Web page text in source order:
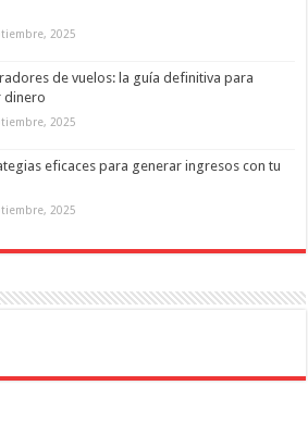
2025
de vuelos: la guía definitiva para
dinero
2025
eficaces para generar ingresos con tu
2025